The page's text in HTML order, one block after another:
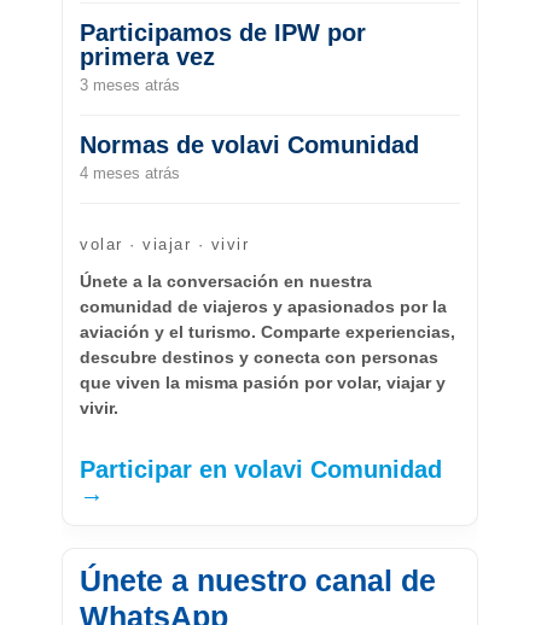
Participamos de IPW por
primera vez
3 meses atrás
Normas de volavi Comunidad
4 meses atrás
volar · viajar · vivir
Únete a la conversación en nuestra
comunidad de viajeros y apasionados por la
aviación y el turismo. Comparte experiencias,
descubre destinos y conecta con personas
que viven la misma pasión por volar, viajar y
vivir.
Participar en volavi Comunidad
→
Únete a nuestro canal de
WhatsApp